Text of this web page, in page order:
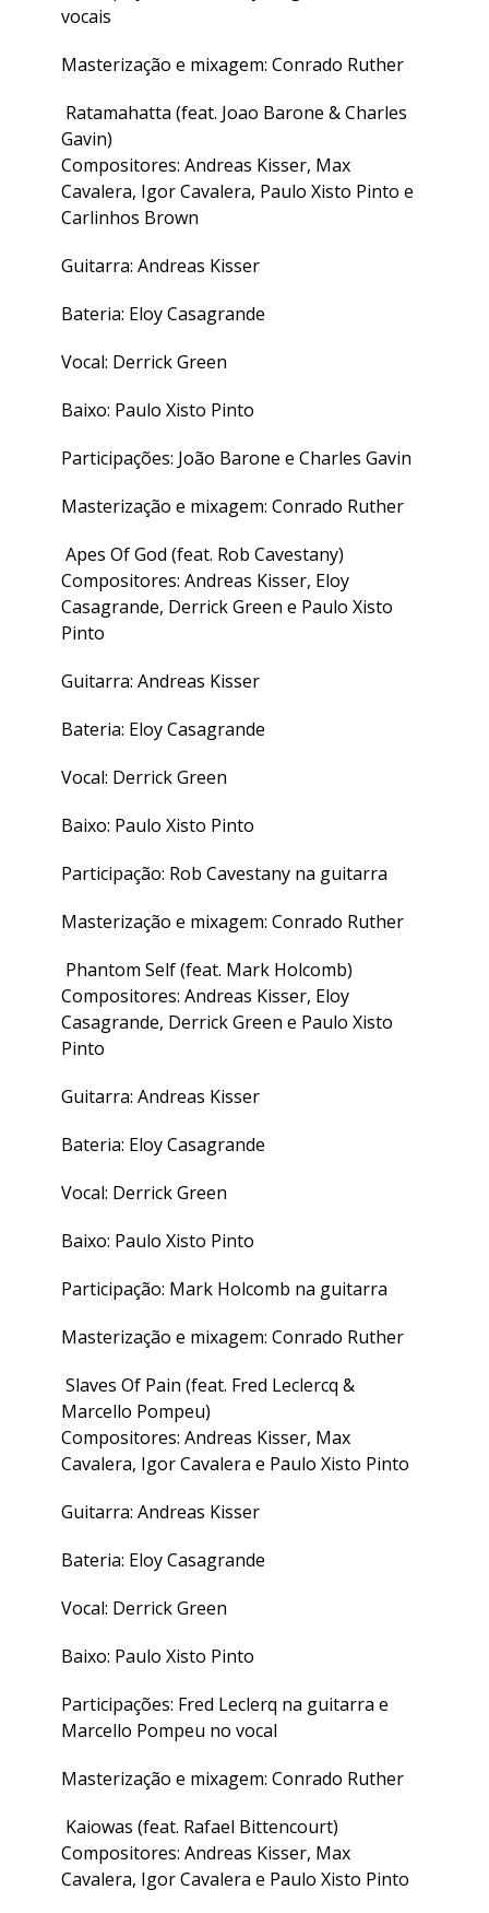
vocais
Masterização e mixagem: Conrado Ruther
Ratamahatta (feat. Joao Barone & Charles
Gavin)
Compositores: Andreas Kisser, Max
Cavalera, Igor Cavalera, Paulo Xisto Pinto e
Carlinhos Brown
Guitarra: Andreas Kisser
Bateria: Eloy Casagrande
Vocal: Derrick Green
Baixo: Paulo Xisto Pinto
Participações: João Barone e Charles Gavin
Masterização e mixagem: Conrado Ruther
Apes Of God (feat. Rob Cavestany)
Compositores: Andreas Kisser, Eloy
Casagrande, Derrick Green e Paulo Xisto
Pinto
Guitarra: Andreas Kisser
Bateria: Eloy Casagrande
Vocal: Derrick Green
Baixo: Paulo Xisto Pinto
Participação: Rob Cavestany na guitarra
Masterização e mixagem: Conrado Ruther
Phantom Self (feat. Mark Holcomb)
Compositores: Andreas Kisser, Eloy
Casagrande, Derrick Green e Paulo Xisto
Pinto
Guitarra: Andreas Kisser
Bateria: Eloy Casagrande
Vocal: Derrick Green
Baixo: Paulo Xisto Pinto
Participação: Mark Holcomb na guitarra
Masterização e mixagem: Conrado Ruther
Slaves Of Pain (feat. Fred Leclercq &
Marcello Pompeu)
Compositores: Andreas Kisser, Max
Cavalera, Igor Cavalera e Paulo Xisto Pinto
Guitarra: Andreas Kisser
Bateria: Eloy Casagrande
Vocal: Derrick Green
Baixo: Paulo Xisto Pinto
Participações: Fred Leclerq na guitarra e
Marcello Pompeu no vocal
Masterização e mixagem: Conrado Ruther
Kaiowas (feat. Rafael Bittencourt)
Compositores: Andreas Kisser, Max
Cavalera, Igor Cavalera e Paulo Xisto Pinto